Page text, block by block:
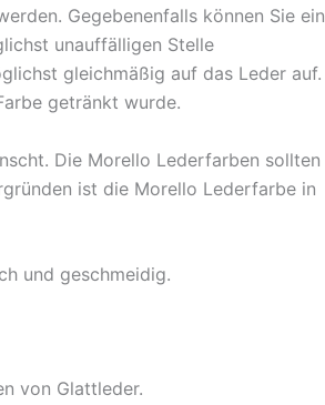
Gegebenenfalls können Sie ein
unauffälligen Stelle
gleichmäßig auf das Leder auf.
getränkt wurde.
Die Morello Lederfarben sollten
ist die Morello Lederfarbe in
und geschmeidig.
von Glattleder.